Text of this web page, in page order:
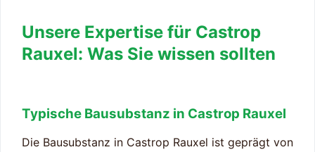
Unsere Expertise für Castrop
Rauxel: Was Sie wissen sollten
Typische Bausubstanz in Castrop Rauxel
Die Bausubstanz in Castrop Rauxel ist geprägt von